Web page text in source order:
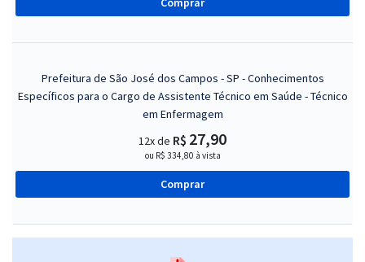
Prefeitura de São José dos Campos - SP - Conhecimentos
Específicos para o Cargo de Assistente Técnico em Saúde - Técnico
em Enfermagem
12x de R$ 27,90
ou R$ 334,80 à vista
Comprar